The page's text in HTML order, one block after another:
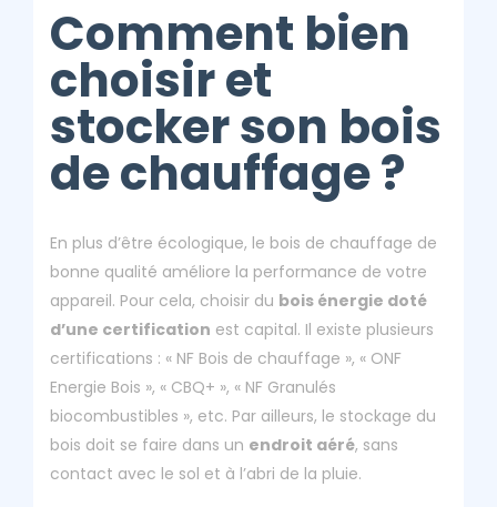
Comment bien
choisir et
stocker son bois
de chauffage ?
En plus d’être écologique, le bois de chauffage de
bonne qualité améliore la performance de votre
appareil. Pour cela, choisir du bois énergie doté
d’une certification est capital. Il existe plusieurs
certifications : « NF Bois de chauffage », « ONF
Energie Bois », « CBQ+ », « NF Granulés
biocombustibles », etc. Par ailleurs, le stockage du
bois doit se faire dans un endroit aéré, sans
contact avec le sol et à l’abri de la pluie.